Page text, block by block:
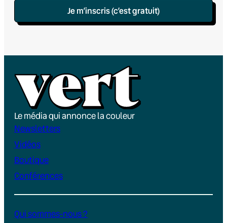
Je m’inscris (c’est gratuit)
Le média qui annonce la couleur
Newsletters
Vidéos
Boutique
Conférences
Qui sommes-nous ?